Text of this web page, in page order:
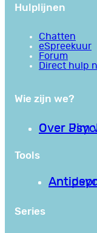
Hulplijnen
Chatten
eSpreekuur
Forum
Direct hulp
Wie zijn we?
Over
Over Jim
Tools
Series